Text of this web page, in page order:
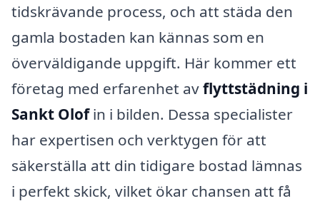
tidskrävande process, och att städa den
gamla bostaden kan kännas som en
överväldigande uppgift. Här kommer ett
företag med erfarenhet avflyttstädning i
Sankt Olofin i bilden. Dessa specialister
har expertisen och verktygen för att
säkerställa att din tidigare bostad lämnas
i perfekt skick, vilket ökar chansen att få